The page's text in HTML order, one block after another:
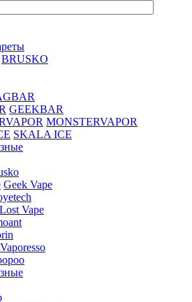
BRUSKO
GEEKBAR
MONSTERVAPOR
SKALA ICE
Geek Vape
Lost Vape
Vaporesso